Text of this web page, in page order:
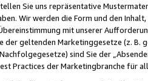
Sie uns repräsentative
Wir werden die Form und den
mit unserer
der geltenden Marketinggesetze (z. B.
sind Sie der
Practices der Marketingbranche für